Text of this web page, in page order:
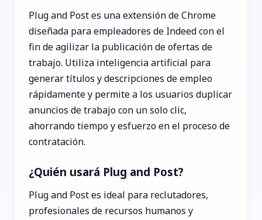
Plug and Post es una extensión de Chrome
diseñada para empleadores de Indeed con el
fin de agilizar la publicación de ofertas de
trabajo. Utiliza inteligencia artificial para
generar títulos y descripciones de empleo
rápidamente y permite a los usuarios duplicar
anuncios de trabajo con un solo clic,
ahorrando tiempo y esfuerzo en el proceso de
contratación.
¿Quién usará Plug and Post?
Plug and Post es ideal para reclutadores,
profesionales de recursos humanos y